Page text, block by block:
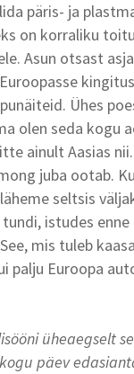
päris- ja
on korraliku
Asun otsast
Ühes
olen seda kogu
ainult Aasias nii.
juba ootab.
seltsis
istudes
mis tuleb
palju Euroopa
üheaegselt
päev